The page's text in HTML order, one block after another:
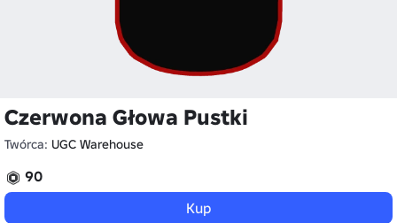
Czerwona Głowa Pustki
Twórca: UGC Warehouse
90
Kup